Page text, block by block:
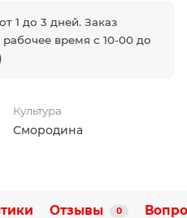
1 до 3 дней. Заказ
время с 10-00 до
Культура
Смородина
Отзывы 0